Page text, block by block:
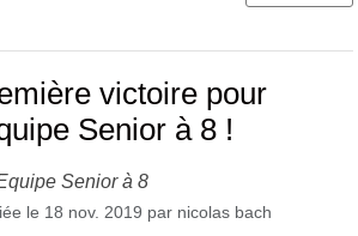
victoire pour
Senior à 8 !
Senior à 8
le 18 nov. 2019 par nicolas bach